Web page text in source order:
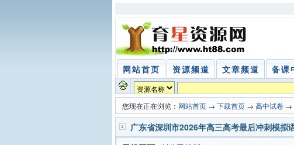
网站首页 资源频道 文章频道 备课
您现在正在浏览： 网站首页 → 下载首页 → 高中试卷 →
广东省深圳市2026年高三高考最后冲刺模拟